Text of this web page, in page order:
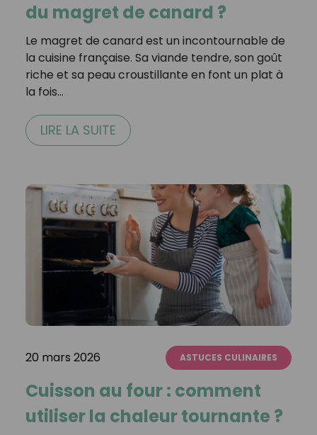
du magret de canard ?
Le magret de canard est un incontournable de
la cuisine française. Sa viande tendre, son goût
riche et sa peau croustillante en font un plat à
la fois…
LIRE LA SUITE
20 mars 2026 ASTUCES CULINAIRES
Cuisson au four : comment
utiliser la chaleur tournante ?